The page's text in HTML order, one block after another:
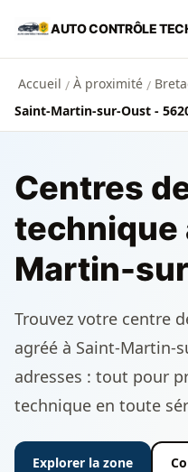
Aller au contenu
AUTO CONTRÔLE
Accueil / À proximité /
Saint-Martin-sur-Oust -
Centres
technique
Martin-
Trouvez votre centre
agréé à Saint-Martin-
adresses : tout pour
technique en toute
Explorer la zone